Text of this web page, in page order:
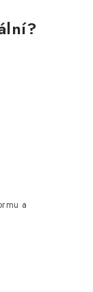
a